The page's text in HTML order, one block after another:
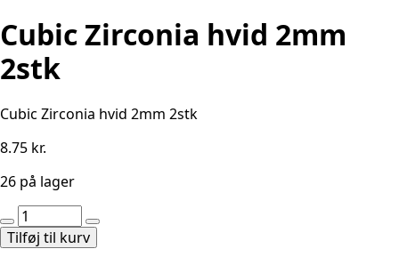
Cubic Zirconia hvid 2mm
2stk
Cubic Zirconia hvid 2mm 2stk
8.75 kr.
26 på lager
Cubic
Zirconia
Tilføj til kurv